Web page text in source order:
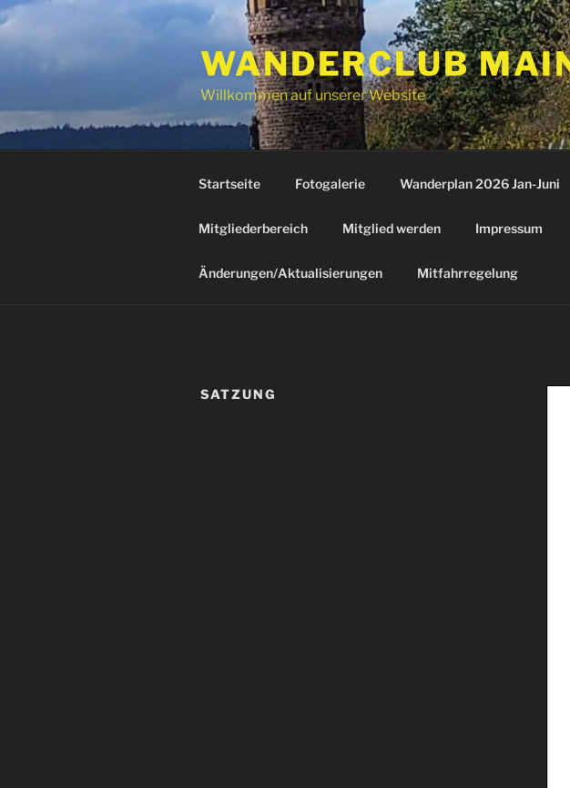
Zum
Inhalt
WANDERCLUB
Willkommen auf unserer Website
Startseite Fotogalerie Wanderplan 2026 Jan-Juni
Mitgliederbereich Mitglied werden Impressum
Änderungen/Aktualisierungen Mitfahrregelung
SATZUNG